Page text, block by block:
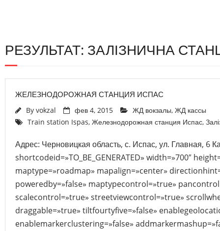
РЕЗУЛЬТАТ: ЗАЛІЗНИЧНА
ЖЕЛЕЗНОДОРОЖНАЯ СТАНЦИЯ ИСПАС
By vokzal фев 4, 2015 ЖД вокзалы, ЖД кассы
Train station Ispas, Железнодорожная станция Испас,
Адрес: Черновицкая область, с. Испас, ул. Главная, 6
shortcodeid=»TO_BE_GENERATED» width=»700″
maptype=»roadmap» mapalign=»center»
poweredby=»false» maptypecontrol=»true»
scalecontrol=»true» streetviewcontrol=»true»
draggable=»true» tiltfourtyfive=»false»
enablemarkerclustering=»false»